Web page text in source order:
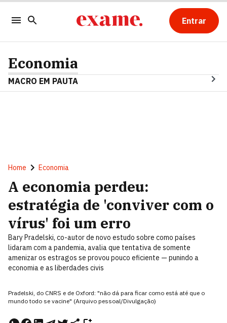
Entrar
Economia
MACRO EM PAUTA
Home Economia
A economia perdeu:
estratégia de 'conviver com o
vírus' foi um erro
Bary Pradelski, co-autor de novo estudo sobre como países
lidaram com a pandemia, avalia que tentativa de somente
amenizar os estragos se provou pouco eficiente — punindo a
economia e as liberdades civis
Pradelski, do CNRS e de Oxford: "não dá para ficar como está até que o
mundo todo se vacine" (Arquivo pessoal/Divulgação)